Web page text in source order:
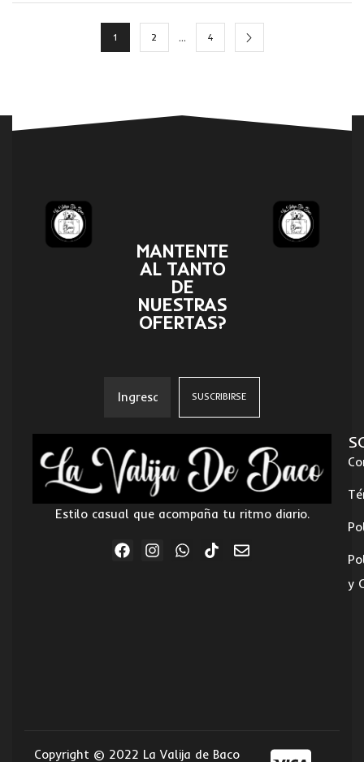
1 2 … 4
MANTENTE
AL TANTO
DE
NUESTRAS
OFERTAS?
Estilo casual que acompaña tu ritmo diario.
y
Copyright © 2022 La Valija de Baco